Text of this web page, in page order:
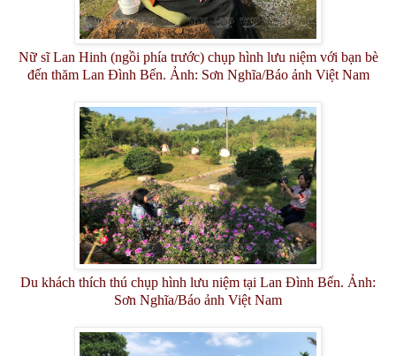
Nữ sĩ Lan Hinh (ngồi phía trước) chụp hình lưu niệm với bạn bè
đến thăm Lan Đình Bến. Ảnh: Sơn Nghĩa/Báo ảnh Việt Nam
Du khách thích thú chụp hình lưu niệm tại Lan Đình Bến. Ảnh:
Sơn Nghĩa/Báo ảnh Việt Nam